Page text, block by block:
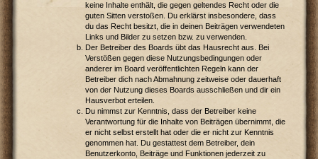
keine Inhalte enthält, die gegen geltendes Recht oder die
guten Sitten verstoßen. Du erklärst insbesondere, dass
du das Recht besitzt, die in deinen Beiträgen verwendeten
Links und Bilder zu setzen bzw. zu verwenden.
Der Betreiber des Boards übt das Hausrecht aus. Bei
Verstößen gegen diese Nutzungsbedingungen oder
anderer im Board veröffentlichten Regeln kann der
Betreiber dich nach Abmahnung zeitweise oder dauerhaft
von der Nutzung dieses Boards ausschließen und dir ein
Hausverbot erteilen.
Du nimmst zur Kenntnis, dass der Betreiber keine
Verantwortung für die Inhalte von Beiträgen übernimmt, die
er nicht selbst erstellt hat oder die er nicht zur Kenntnis
genommen hat. Du gestattest dem Betreiber, dein
Benutzerkonto, Beiträge und Funktionen jederzeit zu